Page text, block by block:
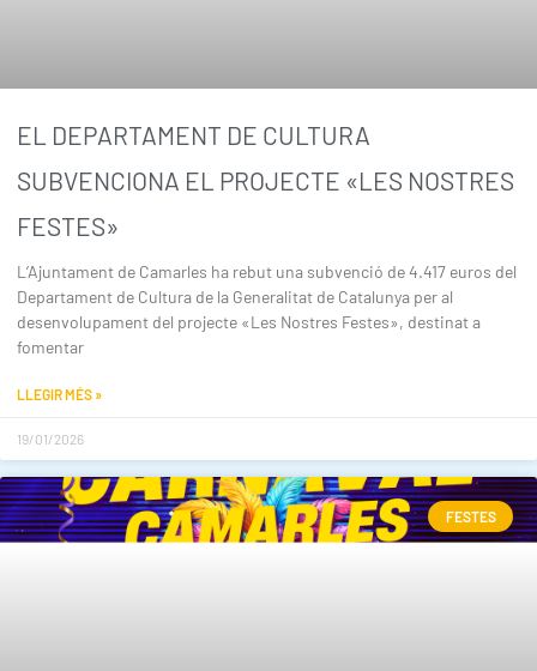
EL DEPARTAMENT DE CULTURA
SUBVENCIONA EL PROJECTE «LES NOSTRES
FESTES»
L’Ajuntament de Camarles ha rebut una subvenció de 4.417 euros del
Departament de Cultura de la Generalitat de Catalunya per al
desenvolupament del projecte «Les Nostres Festes», destinat a
fomentar
LLEGIR MÉS »
19/01/2026
FESTES